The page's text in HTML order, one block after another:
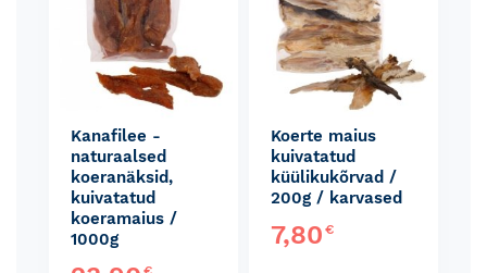
Kanafilee -
naturaalsed
koeranäksid,
kuivatatud
koeramaius /
1000g
Koerte maius
kuivatatud
küülikukõrvad /
200g / karvased
7,80€